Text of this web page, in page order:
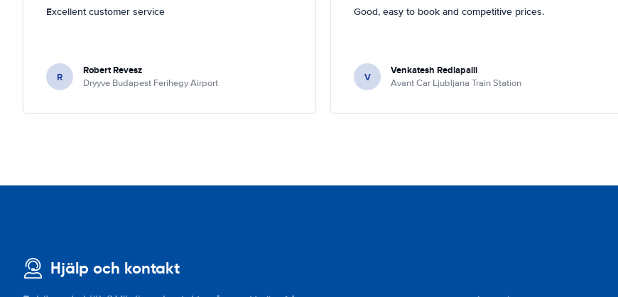
Excellent customer service
R Robert Revesz
Dryyve Budapest Ferihegy Airport
Good, easy to book and competitive prices.
V Venkatesh Redlapalli
Avant Car Ljubljana Train Station
Hjälp och kontakt